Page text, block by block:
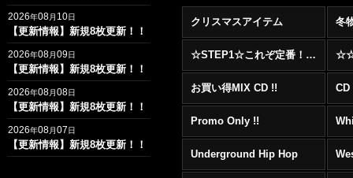
2026年08月 10日
【更新情報】新規8枚更新！！
2026年08月09日
【更新情報】新規8枚更新！！
2026年08月08日
【更新情報】新規8枚更新！！
2026年08月07日
【更新情報】新規8枚更新！！
クリスマスアイテム 冬
☆STEP1☆これぞ定番！！まずはここから！2000年代R&BフロアヒットBest 100 !!!
お買い得MIX CD !!
Promo Only !!
Underground Hip Hop